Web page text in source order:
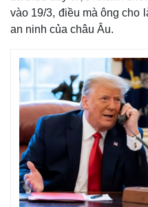
vào 19/3, điều mà ông cho
an ninh của châu Âu.